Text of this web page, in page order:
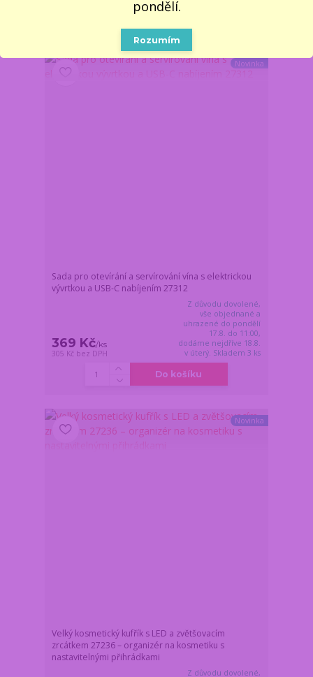
Novinka
Sada pro otevírání a servírování vína s elektrickou
vývrtkou a USB-C nabíjením 27312
369 Kč/ks
305 Kč bez DPH
Z důvodu dovolené,
vše objednané a
uhrazené do pondělí
17.8. do 11:00,
dodáme nejdříve 18.8.
v úterý. Skladem 3 ks
Do košíku
Novinka
Velký kosmetický kufřík s LED a zvětšovacím
zrcátkem 27236 – organizér na kosmetiku s
nastavitelnými přihrádkami
Z důvodu dovolené,
pondělí.
Rozumím